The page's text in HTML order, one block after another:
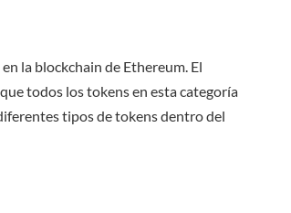
la blockchain de Ethereum. El
todos los tokens en esta categoría
tipos de tokens dentro del